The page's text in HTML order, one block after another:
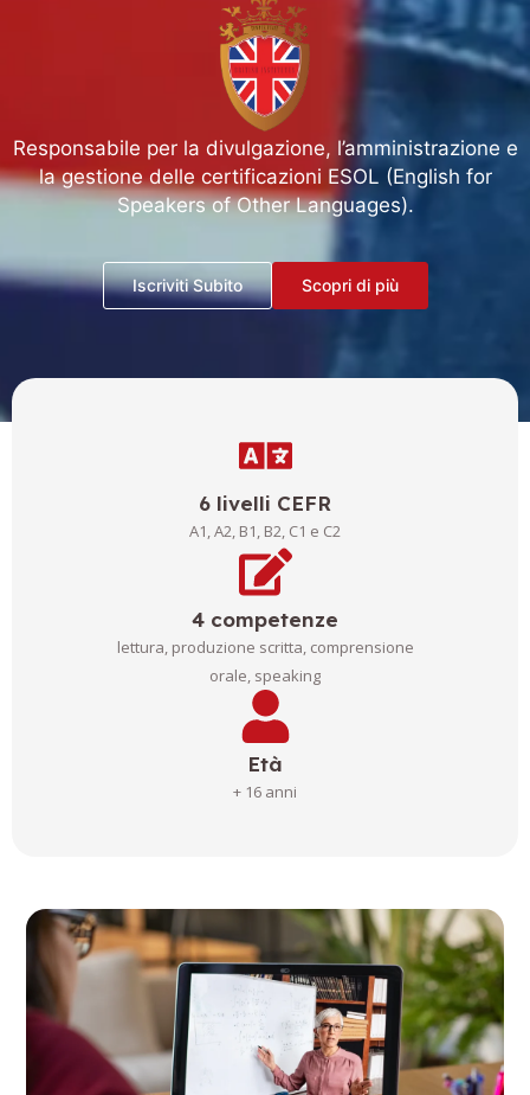
Responsabile per la divulgazione, l’amministrazione e
la gestione delle certificazioni ESOL (English for
Speakers of Other Languages).
Iscriviti Subito Scopri di più
6 livelli CEFR
A1, A2, B1, B2, C1 e C2
4 competenze
lettura, produzione scritta, comprensione
orale, speaking
Età
+ 16 anni